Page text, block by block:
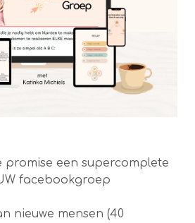
promise een supercomplete
facebookgroep
nieuwe mensen (40